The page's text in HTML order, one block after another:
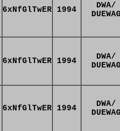
6xNfGlTwER 1994
DWA/
6xNfGlTwER 1994
DWA/
6xNfGlTwER 1994
DWA/